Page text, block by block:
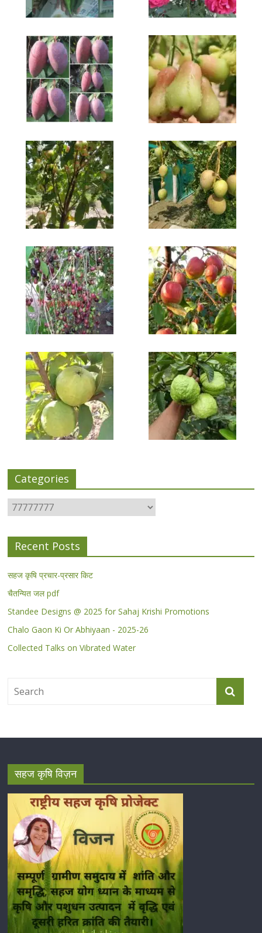
Categories
Categories
Recent Posts
सहज कृषि प्रचार-प्रसार किट
चैतन्यित जल pdf
Standee Designs @ 2025 for Sahaj Krishi Promotions
Chalo Gaon Ki Or Abhiyaan - 2025-26
Collected Talks on Vibrated Water
सहज कृषि विज़न